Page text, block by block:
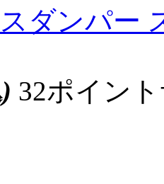
ダンパー
32ポイン